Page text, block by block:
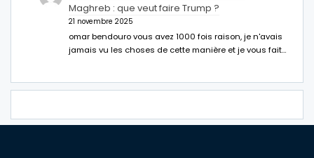
Maghreb : que veut faire Trump ?
21 novembre 2025
omar bendouro vous avez 1000 fois raison, je n'avais
jamais vu les choses de cette manière et je vous fait…